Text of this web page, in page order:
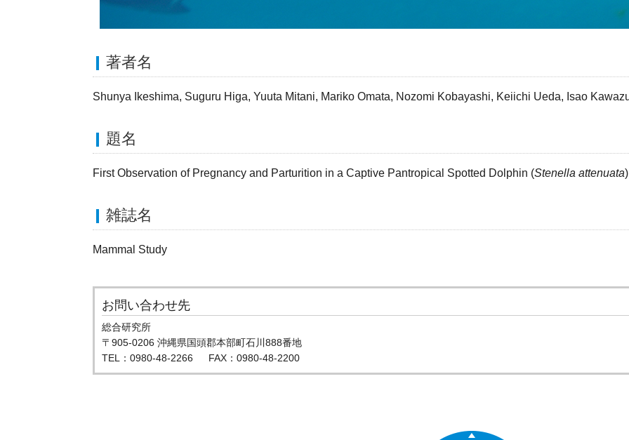
著者名
Shunya Ikeshima, Suguru Higa, Yuuta Mitani, Mariko Omata, Nozomi Kobayashi, Keiichi Ueda, Isao
題名
First Observation of Pregnancy and Parturition in a Captive Pantropical Spotted Dolphin (Stenella attenuata)
雑誌名
Mammal Study
お問い合わせ先
総合研究所
〒905-0206 沖縄県国頭郡本部町石川888番地
TEL：0980-48-2266 FAX：0980-48-2200